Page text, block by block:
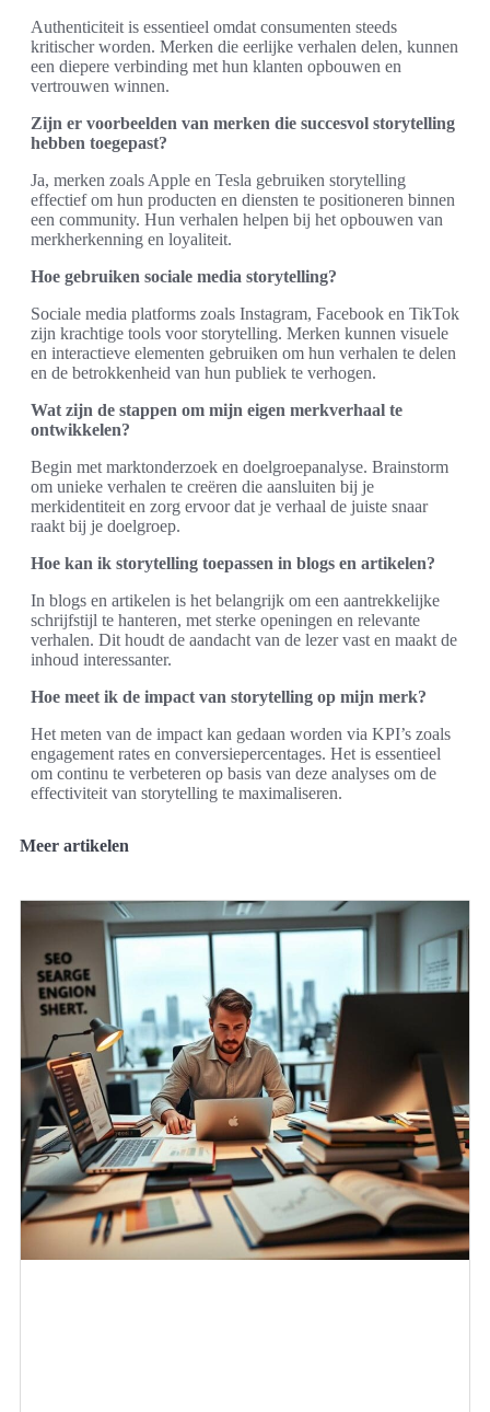
Authenticiteit is essentieel omdat consumenten steeds
kritischer worden. Merken die eerlijke verhalen delen, kunnen
een diepere verbinding met hun klanten opbouwen en
vertrouwen winnen.
Zijn er voorbeelden van merken die succesvol storytelling
hebben toegepast?
Ja, merken zoals Apple en Tesla gebruiken storytelling
effectief om hun producten en diensten te positioneren binnen
een community. Hun verhalen helpen bij het opbouwen van
merkherkenning en loyaliteit.
Hoe gebruiken sociale media storytelling?
Sociale media platforms zoals Instagram, Facebook en TikTok
zijn krachtige tools voor storytelling. Merken kunnen visuele
en interactieve elementen gebruiken om hun verhalen te delen
en de betrokkenheid van hun publiek te verhogen.
Wat zijn de stappen om mijn eigen merkverhaal te
ontwikkelen?
Begin met marktonderzoek en doelgroepanalyse. Brainstorm
om unieke verhalen te creëren die aansluiten bij je
merkidentiteit en zorg ervoor dat je verhaal de juiste snaar
raakt bij je doelgroep.
Hoe kan ik storytelling toepassen in blogs en artikelen?
In blogs en artikelen is het belangrijk om een aantrekkelijke
schrijfstijl te hanteren, met sterke openingen en relevante
verhalen. Dit houdt de aandacht van de lezer vast en maakt de
inhoud interessanter.
Hoe meet ik de impact van storytelling op mijn merk?
Het meten van de impact kan gedaan worden via KPI’s zoals
engagement rates en conversiepercentages. Het is essentieel
om continu te verbeteren op basis van deze analyses om de
effectiviteit van storytelling te maximaliseren.
Meer artikelen